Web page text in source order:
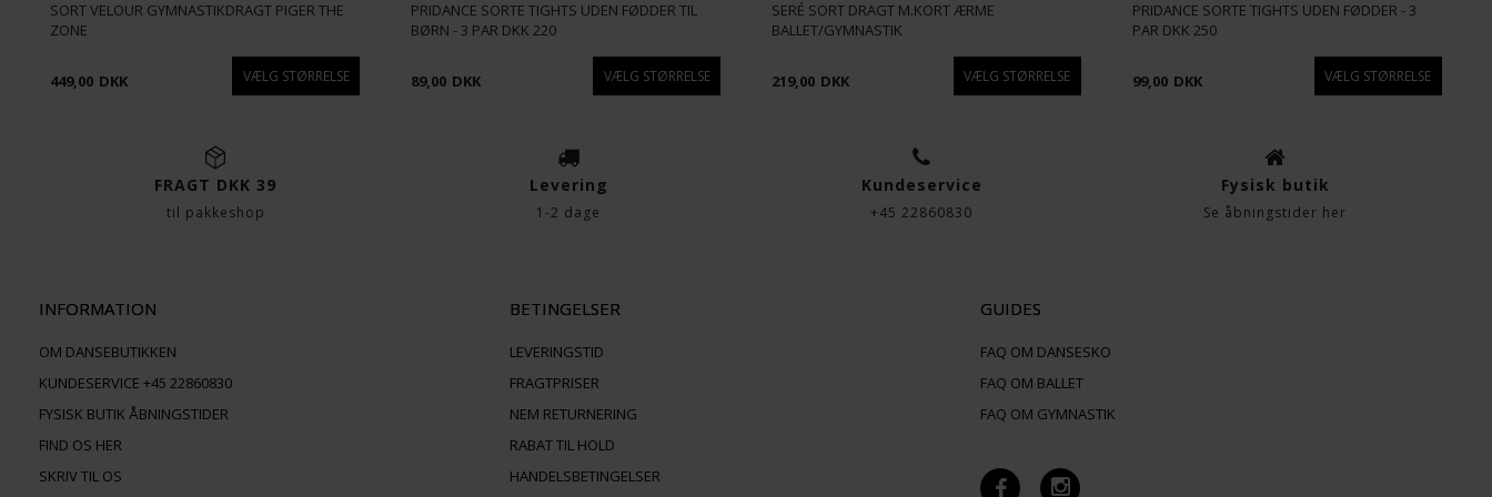
SORT VELOUR GYMNASTIKDRAGT PIGER THE
ZONE
449,00 DKK
PRIDANCE SORTE TIGHTS UDEN FØDDER TIL
BØRN - 3 PAR DKK 220
89,00 DKK
SERÉ SORT DRAGT M.KORT ÆRME
BALLET/GYMNASTIK
219,00 DKK
PRIDANCE SORTE TIGHTS UDEN FØDDER - 3
PAR DKK 250
99,00 DKK
FRAGT DKK 39
til pakkeshop
Levering
1-2 dage
Kundeservice
+45 22860830
Fysisk butik
Se åbningstider her
INFORMATION
OM DANSEBUTIKKEN
KUNDESERVICE +45 22860830
FYSISK BUTIK ÅBNINGSTIDER
FIND OS HER
SKRIV TIL OS
BETINGELSER
LEVERINGSTID
FRAGTPRISER
NEM RETURNERING
RABAT TIL HOLD
HANDELSBETINGELSER
GUIDES
FAQ OM DANSESKO
FAQ OM BALLET
FAQ OM GYMNASTIK